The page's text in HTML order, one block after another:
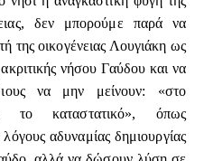
δεν μπορούμε παρά να
της οικογένειας Λουγιάκη ως
νήσου Γαύδου και να
να μην μείνουν: «στο
το καταστατικό», όπως
αδυναμίας δημιουργίας